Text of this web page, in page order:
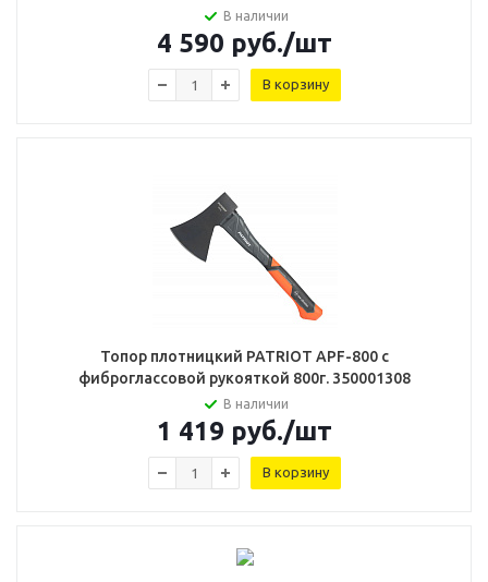
В наличии
4 590 руб./шт
В корзину
Топор плотницкий PATRIOT APF-800 с
фиброглассовой рукояткой 800г. 350001308
В наличии
1 419 руб./шт
В корзину